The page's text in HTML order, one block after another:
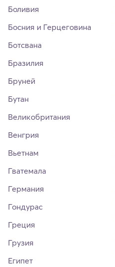
Боливия
Босния и Герцеговина
Ботсвана
Бразилия
Бруней
Бутан
Великобритания
Венгрия
Вьетнам
Гватемала
Германия
Гондурас
Греция
Грузия
Египет